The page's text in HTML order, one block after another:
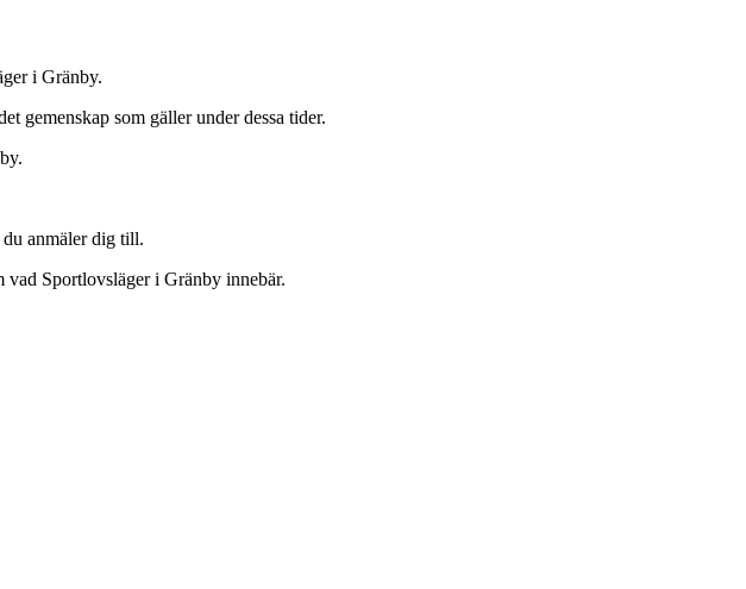
i Gränby.
gemenskap som gäller under dessa tider.
anmäler dig till.
Sportlovsläger i Gränby innebär.